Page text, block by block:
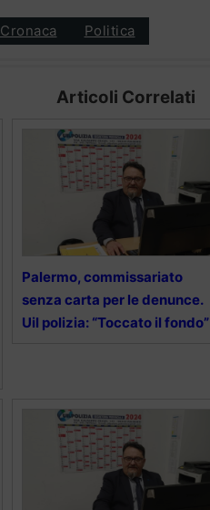
Cronaca Politica
Articoli Correlati
Palermo, commissariato
senza carta per le denunce.
Uil polizia: “Toccato il fondo”